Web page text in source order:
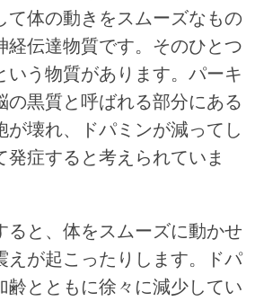
て体の動きをスムーズなもの
経伝達物質です。そのひとつ
いう物質があります。パーキ
の黒質と呼ばれる部分にある
が壊れ、ドパミンが減ってし
発症すると考えられていま
ると、体をスムーズに動かせ
えが起こったりします。ドパ
齢とともに徐々に減少してい